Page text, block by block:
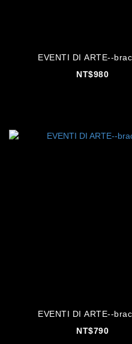
EVENTI DI ARTE--
NT$980
EVENTI DI ARTE--
NT$790